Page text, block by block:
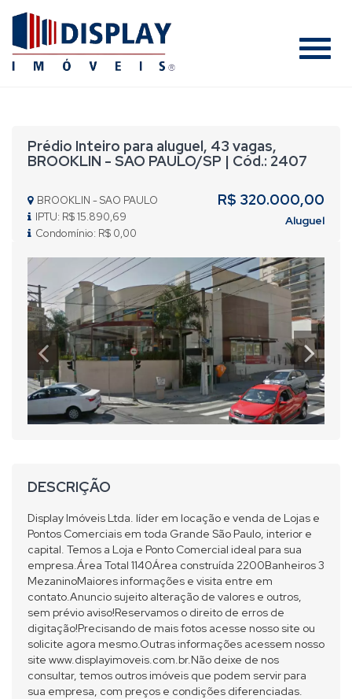
#
Prédio Inteiro para aluguel, 43 vagas,
BROOKLIN - SAO PAULO/SP | Cód.: 2407
BROOKLIN - SAO PAULO
IPTU: R$ 15.890,69
Condomínio: R$ 0,00
R$ 320.000,00
Aluguel
Previous
DESCRIÇÃO
Display Imóveis Ltda. líder em locação e venda de Lojas e
Pontos Comerciais em toda Grande São Paulo, interior e
capital. Temos a Loja e Ponto Comercial ideal para sua
empresa.Área Total 1140Área construída 2200Banheiros 3
MezaninoMaiores informações e visita entre em
contato.Anuncio sujeito alteração de valores e outros,
sem prévio aviso!Reservamos o direito de erros de
digitação!Precisando de mais fotos acesse nosso site ou
solicite agora mesmo.Outras informações acessem nosso
site www.displayimoveis.com.br.Não deixe de nos
consultar, temos outros imóveis que podem servir para
sua empresa, com preços e condições diferenciadas.